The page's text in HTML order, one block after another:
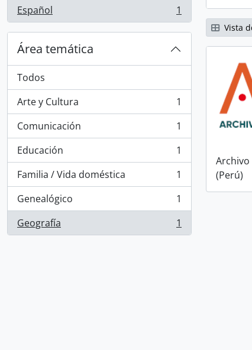
Español
, 1 resultados 1
Área temática
Todos
Arte y Cultura
, 1 resultados
1
Comunicación
, 1 resultados
1
Educación
, 1 resultados
1
Familia / Vida doméstica
, 1 resultados
1
Genealógico
, 1 resultados
1
Geografía
, 1 resultados 1
Vista
Archivo
(Perú)